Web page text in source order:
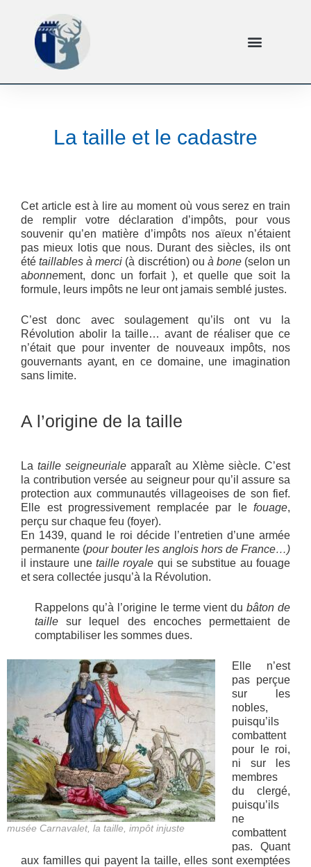
La taille et le cadastre
Cet article est à lire au moment où vous serez en train
de remplir votre déclaration d’impôts, pour vous
souvenir qu’en matière d’impôts nos aïeux n’étaient
pas mieux lotis que nous. Durant des siècles, ils ont
ététaillables à merci (à discrétion) ou à bone (selon un
abonnement, donc un forfait ), et quelle que soit la
formule, leurs impôts ne leur ont jamais semblé justes.
C’est donc avec soulagement qu’ils ont vu la
Révolution abolir la taille… avant de réaliser que ce
n’était que pour inventer de nouveaux impôts, nos
gouvernants ayant, en ce domaine, une imagination
sans limite.
A l’origine de la taille
Lataille seigneurialeapparaît au XIème siècle. C’est
la contribution versée au seigneur pour qu’il assure sa
protection aux communautés villageoises de son fief.
Elle est progressivement remplacée par le fouage,
perçu sur chaque feu (foyer).
En 1439, quand le roi décide l’entretien d’une armée
permanente (pour bouter les anglois hors de France…)
il instaure une taille royale qui se substitue au fouage
et sera collectée jusqu’à la Révolution.
Rappelons qu’à l’origine le terme vient dubâton de
taille sur lequel des encoches permettaient de
comptabiliser les sommes dues.
musée Carnavalet, la taille, impôt injuste
Elle n’est
pas perçue
sur les
nobles,
puisqu’ils
combattent
pour le roi,
ni sur les
membres
du clergé,
puisqu’ils
ne
combattent
pas. Quant
aux familles qui payent la taille, elles sont exemptées